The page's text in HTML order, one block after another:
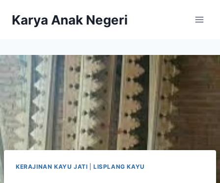
Karya Anak Negeri
KERAJINAN KAYU JATI |LISPLANG KAYU